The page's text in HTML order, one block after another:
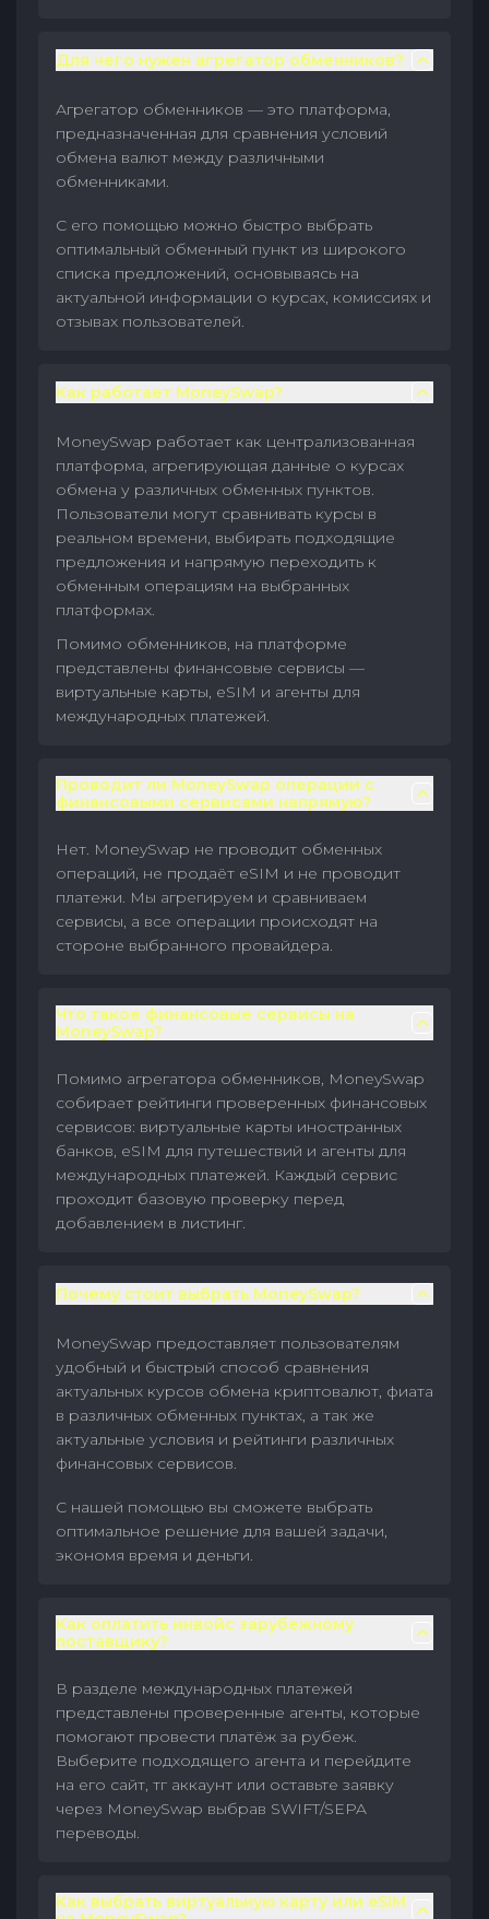
Для чего нужен агрегатор обменников?
Агрегатор обменников — это платформа,
предназначенная для сравнения условий
обмена валют между различными
обменниками.
С его помощью можно быстро выбрать
оптимальный обменный пункт из широкого
списка предложений, основываясь на
актуальной информации о курсах, комиссиях и
отзывах пользователей.
Как работает MoneySwap?
MoneySwap работает как централизованная
платформа, агрегирующая данные о курсах
обмена у различных обменных пунктов.
Пользователи могут сравнивать курсы в
реальном времени, выбирать подходящие
предложения и напрямую переходить к
обменным операциям на выбранных
платформах.
Помимо обменников, на платформе
представлены финансовые сервисы —
виртуальные карты, eSIM и агенты для
международных платежей.
Проводит ли MoneySwap операции с
финансовыми сервисами напрямую?
Нет. MoneySwap не проводит обменных
операций, не продаёт eSIM и не проводит
платежи. Мы агрегируем и сравниваем
сервисы, а все операции происходят на
стороне выбранного провайдера.
Что такое финансовые сервисы на
MoneySwap?
Помимо агрегатора обменников, MoneySwap
собирает рейтинги проверенных финансовых
сервисов: виртуальные карты иностранных
банков, eSIM для путешествий и агенты для
международных платежей. Каждый сервис
проходит базовую проверку перед
добавлением в листинг.
Почему стоит выбрать MoneySwap?
MoneySwap предоставляет пользователям
удобный и быстрый способ сравнения
актуальных курсов обмена криптовалют, фиата
в различных обменных пунктах, а так же
актуальные условия и рейтинги различных
финансовых сервисов.
С нашей помощью вы сможете выбрать
оптимальное решение для вашей задачи,
экономя время и деньги.
Как оплатить инвойс зарубежному
поставщику?
В разделе международных платежей
представлены проверенные агенты, которые
помогают провести платёж за рубеж.
Выберите подходящего агента и перейдите
на его сайт, тг аккаунт или оставьте заявку
через MoneySwap выбрав SWIFT/SEPA
переводы.
Как выбрать виртуальную карту или eSIM